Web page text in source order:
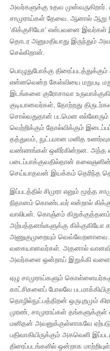
அவர்களுக்கு உதவ
சாமுராய்கள் தேவை. ஆனால் ஆறு
‘கிக்குசியோ’ என்பவனை
தொடர அனுமதியாது இருந்தும்
செல்கிறான்.
பொழுதுபோக்கு
என்னவென்ற கேள்வியை மறுபடி
இடங்களை குரோசாவா
குடியானவர்கள், தோற்றது
சொல்வதுதான் படமென
வெற்றிக்கும் தோல்விக்கும்
தத்துவம், நுட்பமான மனித
வண்ணங்கள் ஒளிர்கின்றன. அந்த
படைப்பாக்குவதில்தான்
செய்யாதவன் இயக்கம் தெரிந்த
இப்படத்தில் சிமுரா எனும் மூத்த
நிதானம் கொண்டவர் என்றால்
வாலிபன். கொஞ்சம்
அற்பத்தனங்களுக்கு கிக்குகியோ
அணுகுமுறையும் வெவ்வேறனாவை.
வகையானவர்கள். அதனால்
அவர்களை ஒன்றாய் இறுக்கி
ஏழு சாமுராய்களும்
காட்சிகளைப் போலவே
தொழில்நுட்பத்திறன் ஒருபுறமும்
முரண், சாமுராய்கள்
மனிதன் அவனுக்குள்ளாகவே
பதிவாகியிருக்கும் அகவெளி
திரைப்படங்களில் ஒன்றாக